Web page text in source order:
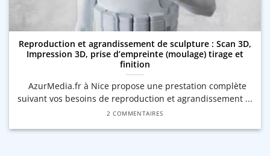
Reproduction et agrandissement de sculpture : Scan 3D,
Impression 3D, prise d’empreinte (moulage) tirage et
finition
AzurMedia.fr à Nice propose une prestation complète
suivant vos besoins de reproduction et agrandissement ...
2 COMMENTAIRES